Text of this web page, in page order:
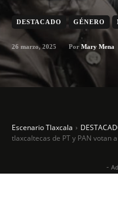
DESTACADO GÉNERO
26 marzo, 2025 Por Mary Mena
Escenario Tlaxcala
tlaxcaltecas de PT y PAN votan
-